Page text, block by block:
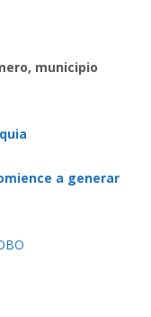
municipio
a generar